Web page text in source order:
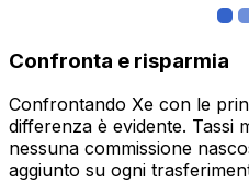
Confronta e risparmia
Confrontando Xe con le
differenza è evidente. Tassi
nessuna commissione
aggiunto su ogni